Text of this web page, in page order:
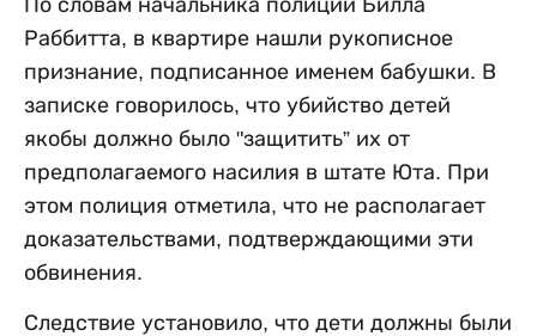
По словам начальника полиции Билла
Раббитта, в квартире нашли рукописное
признание, подписанное именем бабушки. В
записке говорилось, что убийство детей
якобы должно было "защитить” их от
предполагаемого насилия в штате Юта. При
этом полиция отметила, что не располагает
доказательствами, подтверждающими эти
обвинения.
Следствие установило, что дети должны были